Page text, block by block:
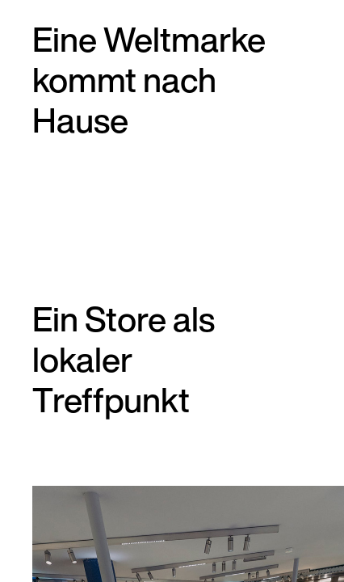
Eine Weltmarke
kommt nach
Hause
Ein Store als
lokaler
Treffpunkt